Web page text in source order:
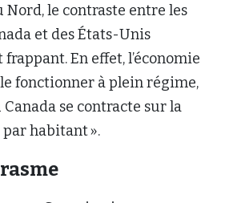
Nord, le contraste entre les
et des États-Unis
En effet, l’économie
fonctionner à plein régime,
se contracte sur la
par habitant ».